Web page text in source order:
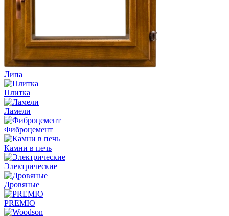
Липа
Плитка
Ламели
Фиброцемент
Камни в печь
Электрические
Дровяные
PREMIO